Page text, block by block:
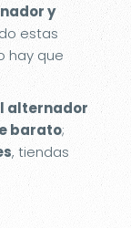
y
estas
hay que
alternador
barato;
, tiendas